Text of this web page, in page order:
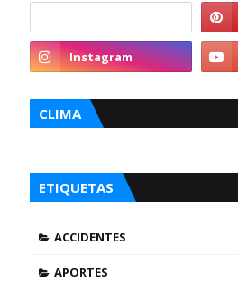
CLIMA
ETIQUETAS
ACCIDENTES
APORTES